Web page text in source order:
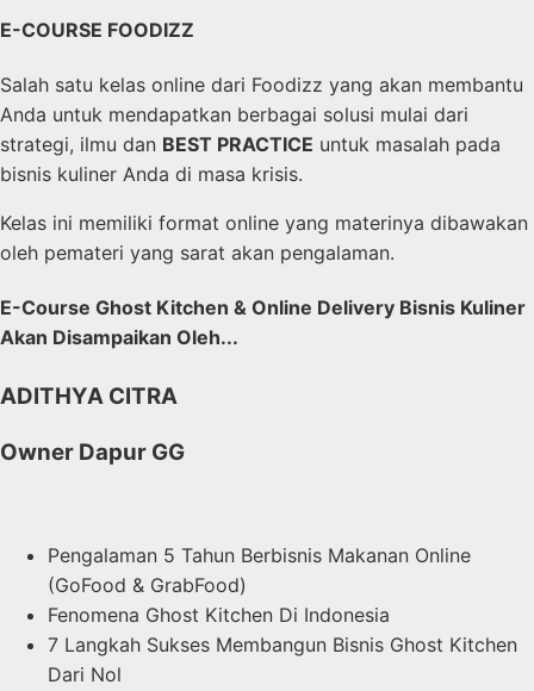
E-COURSE FOODIZZ
Salah satu kelas online dari Foodizz yang akan membantu
Anda untuk mendapatkan berbagai solusi mulai dari
strategi, ilmu dan BEST PRACTICE untuk masalah pada
bisnis kuliner Anda di masa krisis.
Kelas ini memiliki format online yang materinya dibawakan
oleh pemateri yang sarat akan pengalaman.
E-Course Ghost Kitchen & Online Delivery Bisnis Kuliner
Akan Disampaikan Oleh...
ADITHYA CITRA
Owner Dapur GG
Pengalaman 5 Tahun Berbisnis Makanan Online
(GoFood & GrabFood)
Fenomena Ghost Kitchen Di Indonesia
7 Langkah Sukses Membangun Bisnis Ghost Kitchen
Dari Nol